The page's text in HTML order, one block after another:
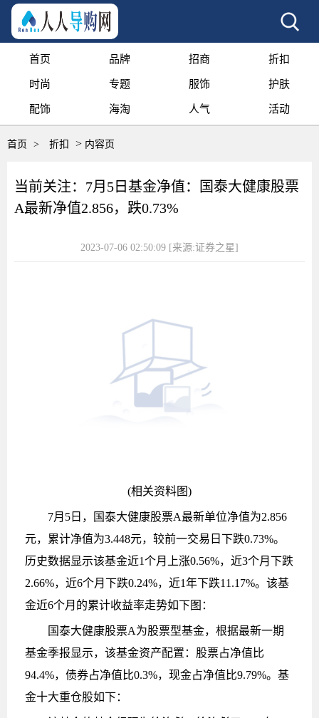
首页 品牌 招商 折扣
时尚 专题 服饰 护肤
配饰 海淘 人气 活动
首页 > 折扣 > 内容页
当前关注：7月5日基金净值：国泰大健康股票
A最新净值2.856，跌0.73%
2023-07-06 02:50:09 [来源:证券之星]
(相关资料图)
7月5日，国泰大健康股票A最新单位净值为2.856
元，累计净值为3.448元，较前一交易日下跌0.73%。
历史数据显示该基金近1个月上涨0.56%，近3个月下跌
2.66%，近6个月下跌0.24%，近1年下跌11.17%。该基
金近6个月的累计收益率走势如下图：
国泰大健康股票A为股票型基金，根据最新一期
基金季报显示，该基金资产配置：股票占净值比
94.4%，债券占净值比0.3%，现金占净值比9.79%。基
金十大重仓股如下：